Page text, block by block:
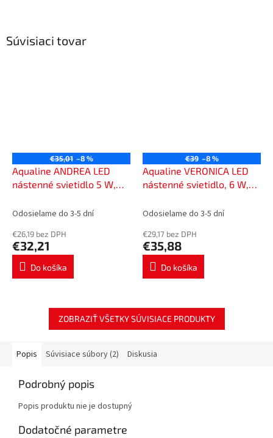
Súvisiaci tovar
€35,01 –8 %
Aqualine ANDREA LED
nástenné svietidlo 5 W,
chróm E26716CI
Odosielame do 3-5 dní
€26,19 bez DPH
€32,21
Do košíka
€39 –8 %
Aqualine VERONICA LED
nástenné svietidlo, 6 W,
chróm E26891CI
Odosielame do 3-5 dní
€29,17 bez DPH
€35,88
Do košíka
ZOBRAZIŤ VŠETKY SÚVISIACE PRODUKTY
Popis Súvisiace súbory (2) Diskusia
Podrobný popis
Popis produktu nie je dostupný
Dodatočné parametre